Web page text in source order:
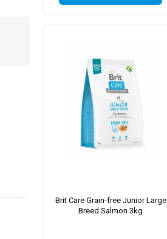
Brit Care Grain-free Junior Large
Breed Salmon 3kg